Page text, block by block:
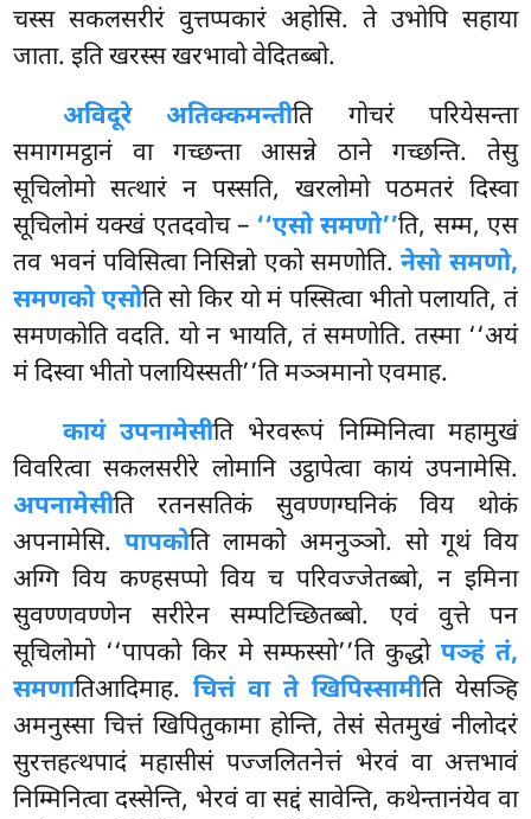
चस्स सकलसरीरं वुत्तप्पकारं अहोसि. ते उभोपि सहाया
जाता. इति खरस्स खरभावो वेदितब्बो.
अविदूरे अतिक्कमन्तीति गोचरं परियेसन्ता
समागमट्ठानं वा गच्छन्ता आसन्ने ठाने गच्छन्ति. तेसु
सूचिलोमो सत्थारं न पस्सति, खरलोमो पठमतरं दिस्वा
सूचिलोमं यक्खं एतदवोच – ‘‘एसो समणो’’ति, सम्म, एस
तव भवनं पविसित्वा निसिन्नो एको समणोति.नेसो समणो,
समणको एसोति सो किर यो मं पस्सित्वा भीतो पलायति, तं
समणकोति वदति. यो न भायति, तं समणोति. तस्मा ‘‘अयं
मं दिस्वा भीतो पलायिस्सती’’ति मञ्ञमानो एवमाह.
कायं उपनामेसीति भेरवरूपं निम्मिनित्वा महामुखं
विवरित्वा सकलसरीरे लोमानि उट्ठापेत्वा कायं उपनामेसि.
अपनामेसीति रतनसतिकं सुवण्णग्घनिकं विय थोकं
अपनामेसि.पापकोति लामको अमनुञ्ञो. सो गूथं विय
अग्गि विय कण्हसप्पो विय च परिवज्जेतब्बो, न इमिना
सुवण्णवण्णेन सरीरेन सम्पटिच्छितब्बो. एवं वुत्ते पन
सूचिलोमो ‘‘पापको किर मे सम्फस्सो’’ति कुद्धो पञ्हं तं,
समणातिआदिमाह.चित्तं वा ते खिपिस्सामीति येसञ्हि
अमनुस्सा चित्तं खिपितुकामा होन्ति, तेसं सेतमुखं नीलोदरं
सुरत्तहत्थपादंमहासीसं पज्जलितनेत्तं भेरवं वा अत्तभावं
निम्मिनित्वा दस्सेन्ति, भेरवं वा सद्दं सावेन्ति, कथेन्तानंयेव वा